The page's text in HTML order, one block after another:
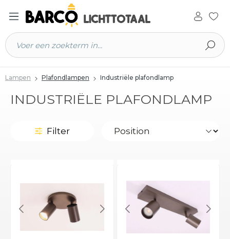
hoofdinhoud
Lampen Plafondlampen Industriële plafondlamp
INDUSTRIËLE PLAFONDLAMP
Filter